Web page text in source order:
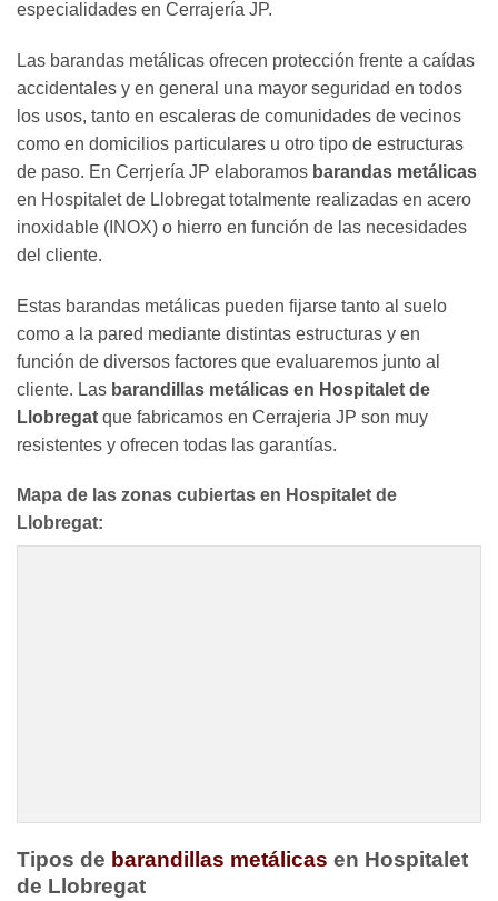
especialidades en Cerrajería JP.
Las barandas metálicas ofrecen protección frente a caídas
accidentales y en general una mayor seguridad en todos
los usos, tanto en escaleras de comunidades de vecinos
como en domicilios particulares u otro tipo de estructuras
de paso. En Cerrjería JP elaboramos barandas metálicas
en Hospitalet de Llobregat totalmente realizadas en acero
inoxidable (INOX) o hierro en función de las necesidades
del cliente.
Estas barandas metálicas pueden fijarse tanto al suelo
como a la pared mediante distintas estructuras y en
función de diversos factores que evaluaremos junto al
cliente. Las barandillas metálicas en Hospitalet de
Llobregat que fabricamos en Cerrajeria JP son muy
resistentes y ofrecen todas las garantías.
Mapa de las zonas cubiertas en Hospitalet de
Llobregat:
Tipos de barandillas metálicas en Hospitalet
de Llobregat